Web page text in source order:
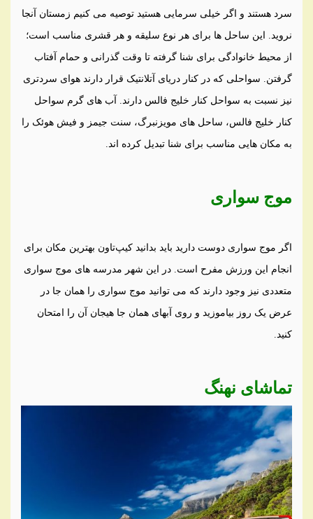
سرد هستند و اگر خیلی سرمایی هستید توصیه می کنیم زمستان آنجا
نروید. این ساحل ها برای هر نوع سلیقه و هر قشری مناسب است؛
از محیط خانوادگی برای شنا گرفته تا وقت گذرانی و حمام آفتاب
گرفتن. سواحلی که در کنار دریای آتلانتیک قرار دارند هوای سردتری
نیز نسبت به سواحل کنار خلیج فالس دارند. آب های گرم سواحل
کنار خلیج فالس، ساحل های مویزنبرگ، سنت جیمز و فیش هوئک را
به مکان هایی مناسب برای شنا تبدیل کرده اند.
موج سواری
اگر موج سواری دوست دارید باید بدانید کیپ‌تاون بهترین مکان برای
انجام این ورزش مفرح است. در این شهر مدرسه های موج سواری
متعددی نیز وجود دارند که می توانید موج سواری را همان جا در
عرض یک روز بیاموزید و روی آبهای همان جا هیجان آن را امتحان
کنید.
تماشای نهنگ